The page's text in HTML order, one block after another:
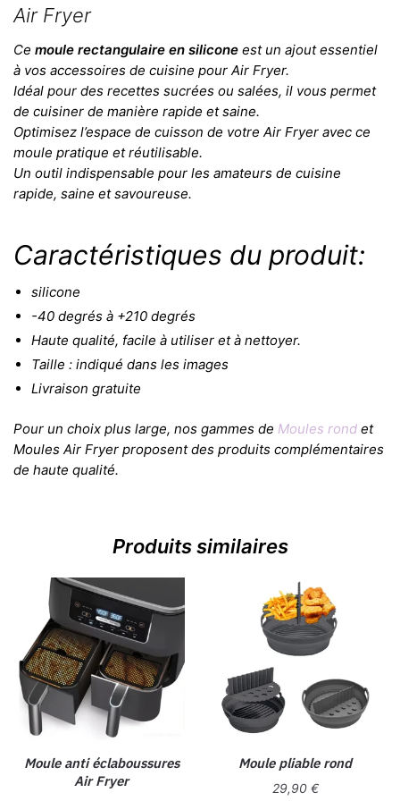
Air Fryer
Ce moule rectangulaire en silicone est un ajout essentiel
à vos accessoires de cuisine pour Air Fryer.
Idéal pour des recettes sucrées ou salées, il vous permet
de cuisiner de manière rapide et saine.
Optimisez l’espace de cuisson de votre Air Fryer avec ce
moule pratique et réutilisable.
Un outil indispensable pour les amateurs de cuisine
rapide, saine et savoureuse.
Caractéristiques du produit:
silicone
-40 degrés à +210 degrés
Haute qualité, facile à utiliser et à nettoyer.
Taille : indiqué dans les images
Livraison gratuite
Pour un choix plus large, nos gammes de Moules rond et
Moules Air Fryer proposent des produits complémentaires
de haute qualité.
Produits similaires
Moule anti éclaboussures
Air Fryer
Moule pliable rond
29,90 €